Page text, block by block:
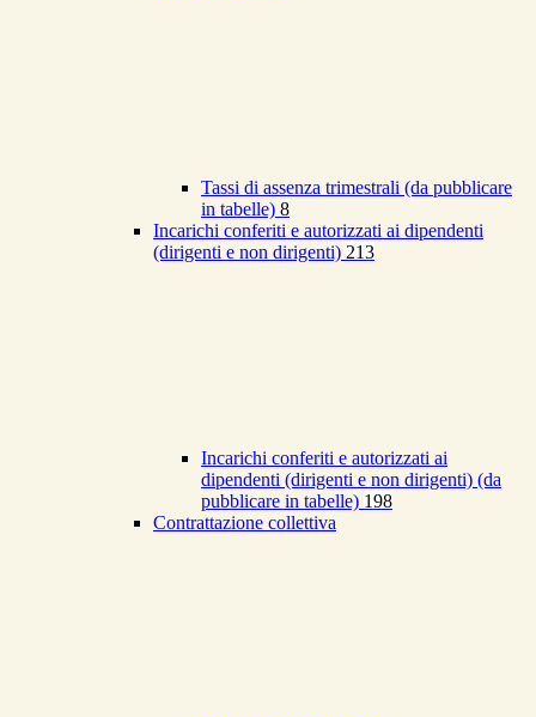
Tassi di assenza trimestrali (da pubblicare
in tabelle) 8
Incarichi conferiti e autorizzati ai dipendenti
(dirigenti e non dirigenti) 213
Incarichi conferiti e autorizzati ai
dipendenti (dirigenti e non dirigenti) (da
pubblicare in tabelle) 198
Contrattazione collettiva